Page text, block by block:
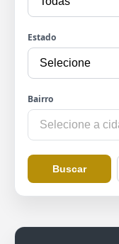
Estado
Bairro
Buscar